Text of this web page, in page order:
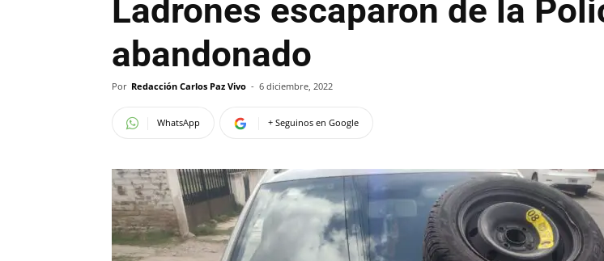
Ladrones escaparon de la
abandonado
Por Redacción Carlos Paz Vivo - 6 diciembre, 2022
WhatsApp + Seguinos en Google